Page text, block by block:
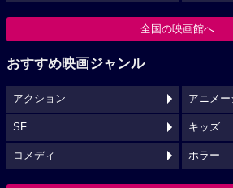
全国の映画館へ
おすすめ映画ジャンル
アクション アニメー
SF キッズ
コメディ ホラー